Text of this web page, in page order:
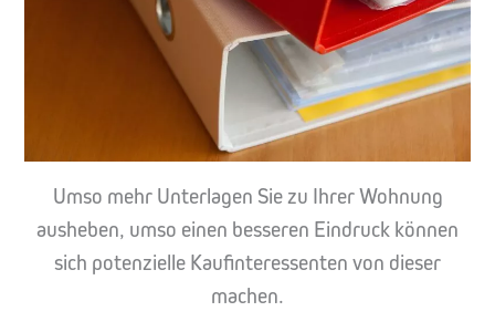
Umso mehr Unterlagen Sie zu Ihrer Wohnung
ausheben, umso einen besseren Eindruck können
sich potenzielle Kaufinteressenten von dieser
machen.